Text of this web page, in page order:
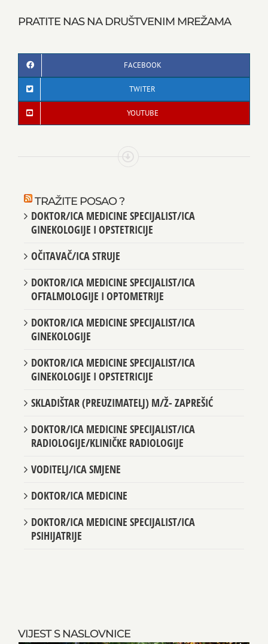
VIJEST S NASLOVNICE
PRATITE NAS NA DRUŠTVENIM MREŽAMA
FACEBOOK
TWITER
YOUTUBE
TRAŽITE POSAO ?
DOKTOR/ICA MEDICINE SPECIJALIST/ICA
GINEKOLOGIJE I OPSTETRICIJE
OČITAVAČ/ICA STRUJE
DOKTOR/ICA MEDICINE SPECIJALIST/ICA
OFTALMOLOGIJE I OPTOMETRIJE
DOKTOR/ICA MEDICINE SPECIJALIST/ICA
GINEKOLOGIJE
DOKTOR/ICA MEDICINE SPECIJALIST/ICA
GINEKOLOGIJE I OPSTETRICIJE
SKLADIŠTAR (PREUZIMATELJ) M/Ž- ZAPREŠIĆ
DOKTOR/ICA MEDICINE SPECIJALIST/ICA
RADIOLOGIJE/KLINIČKE RADIOLOGIJE
VODITELJ/ICA SMJENE
DOKTOR/ICA MEDICINE
DOKTOR/ICA MEDICINE SPECIJALIST/ICA
PSIHIJATRIJE